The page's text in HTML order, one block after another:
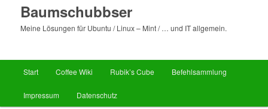
Baumschubbser
Meine Lösungen für Ubuntu / Linux – Mint / … und IT allgemein.
Zum
primären
Zum
sekundären
Start Coffee Wiki Rubik’s Cube Befehlsammlung
Impressum Datenschutz